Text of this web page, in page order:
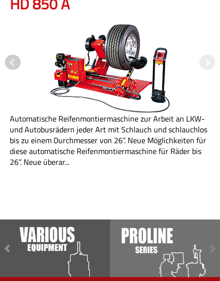
zur Arbeit an LKW-
Art mit Schlauch und schlauchlos
von 26”. Neue Möglichkeiten für
für Räder bis
Das Achsmessgerät